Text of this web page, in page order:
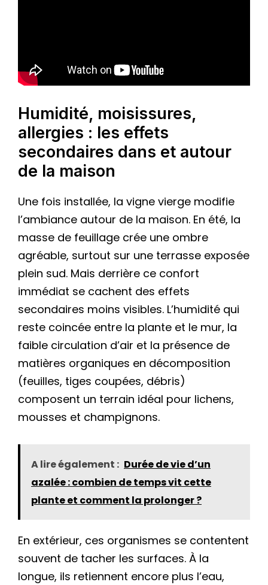
Humidité, moisissures,
allergies : les effets
secondaires dans et autour
de la maison
Une fois installée, la vigne vierge modifie
l’ambiance autour de la maison. En été, la
masse de feuillage crée une ombre
agréable, surtout sur une terrasse exposée
plein sud. Mais derrière ce confort
immédiat se cachent des effets
secondaires moins visibles. L’humidité qui
reste coincée entre la plante et le mur, la
faible circulation d’air et la présence de
matières organiques en décomposition
(feuilles, tiges coupées, débris)
composent un terrain idéal pour lichens,
mousses et champignons.
A lire également : Durée de vie d’un
azalée : combien de temps vit cette
plante et comment la prolonger ?
En extérieur, ces organismes se contentent
souvent de tacher les surfaces. À la
longue, ils retiennent encore plus l’eau,